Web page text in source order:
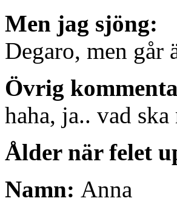
Men jag sjöng:
Degaro, men går
Övrig
haha, ja.. vad
Ålder när felet
Namn: Anna